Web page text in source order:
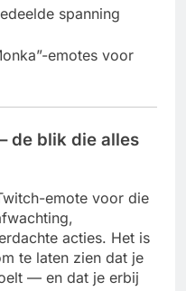
spanning
emotes voor
de blik die alles
emote voor die
acties. Het is
te laten zien dat je
— en dat je erbij